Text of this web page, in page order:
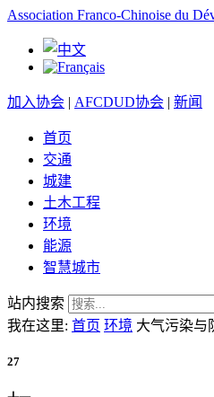
Association Franco-Chinoise du
加入协会 | AFCDUD协会 | 新闻
首页
交通
城建
土木工程
环境
能源
智慧城市
站内搜索
我在这里: 首页 环境 大气污染与
27